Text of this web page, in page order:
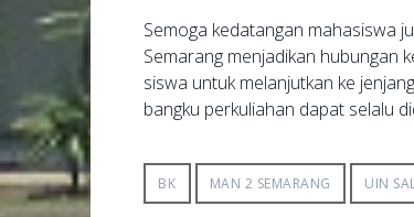
Semoga kedatangan mahasiswa
Semarang menjadikan hubungan
siswa untuk melanjutkan ke
bangku perkuliahan dapat selalu
BK MAN 2 SEMARANG UIN